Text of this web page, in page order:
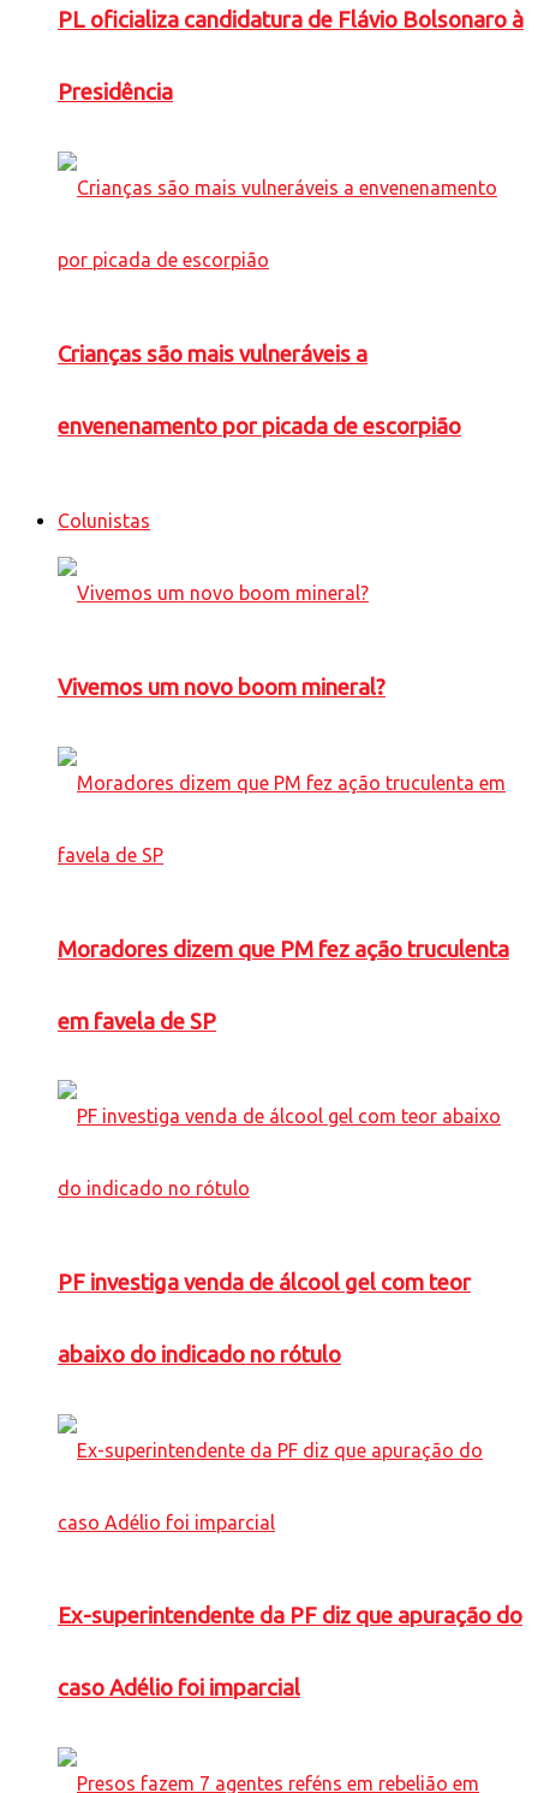
PL oficializa candidatura de Flávio Bolsonaro à
Presidência
Crianças são mais vulneráveis a
envenenamento por picada de escorpião
Colunistas
Vivemos um novo boom mineral?
Moradores dizem que PM fez ação truculenta
em favela de SP
PF investiga venda de álcool gel com teor
abaixo do indicado no rótulo
Ex-superintendente da PF diz que apuração do
caso Adélio foi imparcial